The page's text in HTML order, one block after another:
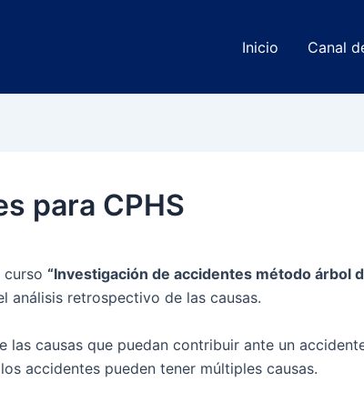
Inicio Canal
para CPHS
curso “Investigación de accidentes método árbol
análisis retrospectivo de las causas.
causas que puedan contribuir ante un
accidentes pueden tener múltiples causas.